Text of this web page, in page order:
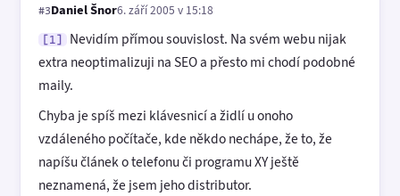
#3Daniel Šnor6. září 2005 v 15:18
[1]
Nevidím přímou souvislost. Na svém webu nijak
extra neoptimalizuji na SEO a přesto mi chodí podobné
maily.
Chyba je spíš mezi klávesnicí a židlí u onoho
vzdáleného počítače, kde někdo nechápe, že to, že
napíšu článek o telefonu či programu XY ještě
neznamená, že jsem jeho distributor.